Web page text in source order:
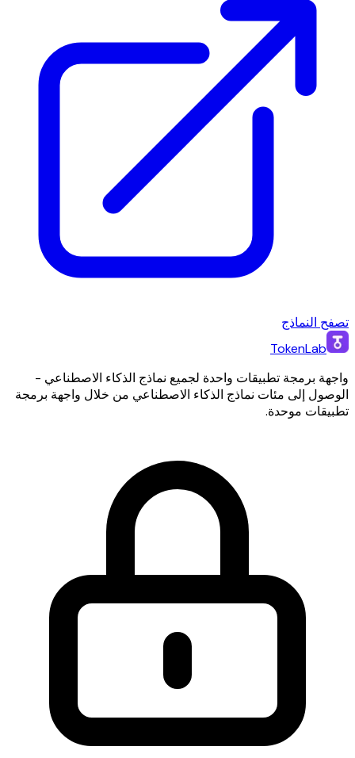
تصفح النماذج
TokenLab
واجهة برمجة تطبيقات واحدة لجميع نماذج الذكاء الاصطناعي -
الوصول إلى مئات نماذج الذكاء الاصطناعي من خلال واجهة برمجة
تطبيقات موحدة.